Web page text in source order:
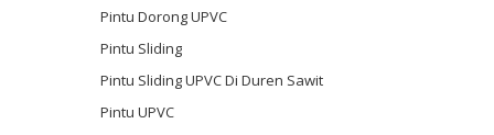
Pintu Dorong UPVC
Pintu Sliding
Pintu Sliding UPVC Di Duren Sawit
Pintu UPVC